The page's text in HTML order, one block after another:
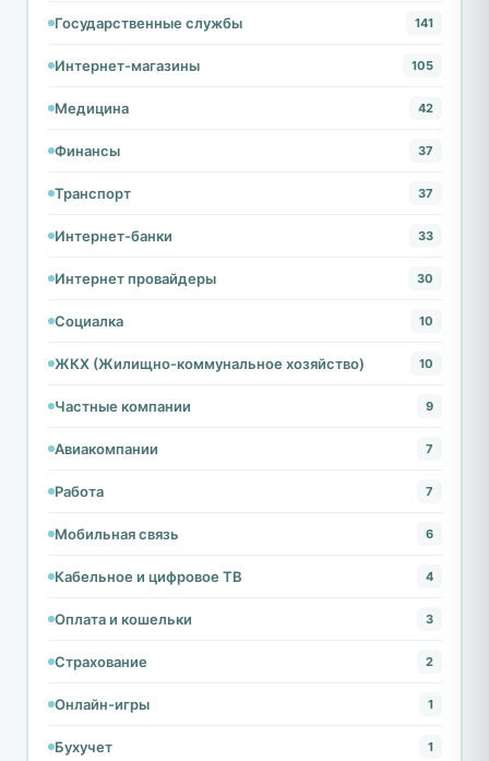
Государственные службы 141
Интернет-магазины 105
Медицина 42
Финансы 37
Транспорт 37
Интернет-банки 33
Интернет провайдеры 30
Социалка 10
ЖКХ (Жилищно-коммунальное хозяйство) 10
Частные компании 9
Авиакомпании 7
Работа 7
Мобильная связь 6
Кабельное и цифровое ТВ 4
Оплата и кошельки 3
Страхование 2
Онлайн-игры 1
Бухучет 1